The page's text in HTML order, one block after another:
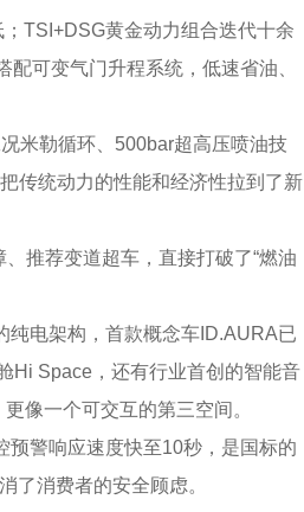
TSI+DSG黄金动力组合迭代十余
可变气门升程系统，低速省油、
米勒循环、500bar超高压喷油技
传统动力的性能和经济性拉到了新
推荐变道超车，直接打破了“燃油
电架构，首款概念车ID.AURA已
Hi Space，还有行业首创的智能音
像一个可交互的第三空间。
警响应速度快至10秒，是国标的
了消费者的安全顾虑。